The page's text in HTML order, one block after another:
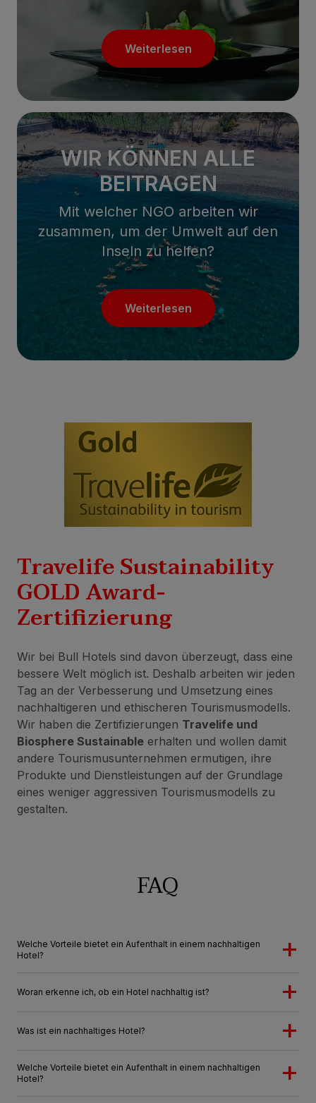
Weiterlesen
WIR KÖNNEN ALLE
BEITRAGEN
Mit welcher NGO arbeiten wir
zusammen, um der Umwelt auf den
Inseln zu helfen?
Weiterlesen
Travelife Sustainability
GOLD Award-
Zertifizierung
Wir bei Bull Hotels sind davon überzeugt, dass eine
bessere Welt möglich ist. Deshalb arbeiten wir jeden
Tag an der Verbesserung und Umsetzung eines
nachhaltigeren und ethischeren Tourismusmodells.
Wir haben die Zertifizierungen Travelife und
Biosphere Sustainable erhalten und wollen damit
andere Tourismusunternehmen ermutigen, ihre
Produkte und Dienstleistungen auf der Grundlage
eines weniger aggressiven Tourismusmodells zu
gestalten.
FAQ
Welche Vorteile bietet ein Aufenthalt in einem nachhaltigen
Hotel?
Woran erkenne ich, ob ein Hotel nachhaltig ist?
Was ist ein nachhaltiges Hotel?
Welche Vorteile bietet ein Aufenthalt in einem nachhaltigen
Hotel?